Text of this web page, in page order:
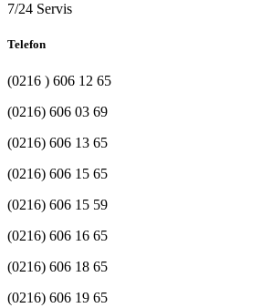
7/24 Servis
Telefon
(0216 ) 606 12 65
(0216) 606 03 69
(0216) 606 13 65
(0216) 606 15 65
(0216) 606 15 59
(0216) 606 16 65
(0216) 606 18 65
(0216) 606 19 65